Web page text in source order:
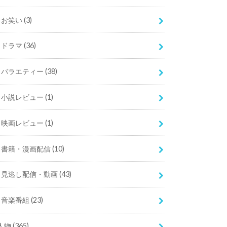
お笑い (3)
ドラマ (36)
バラエティー (38)
小説レビュー (1)
映画レビュー (1)
書籍・漫画配信(10)
見逃し配信・動画(43)
音楽番組 (23)